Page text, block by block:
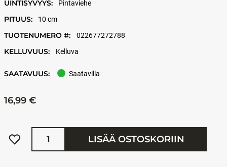
UINTISYVYYS: Pintaviehe
PITUUS: 10 cm
TUOTENUMERO #: 022677272788
KELLUVUUS: Kelluva
SAATAVUUS: Saatavilla
16,99 €
Määrä
LISÄÄ OSTOSKORIIN